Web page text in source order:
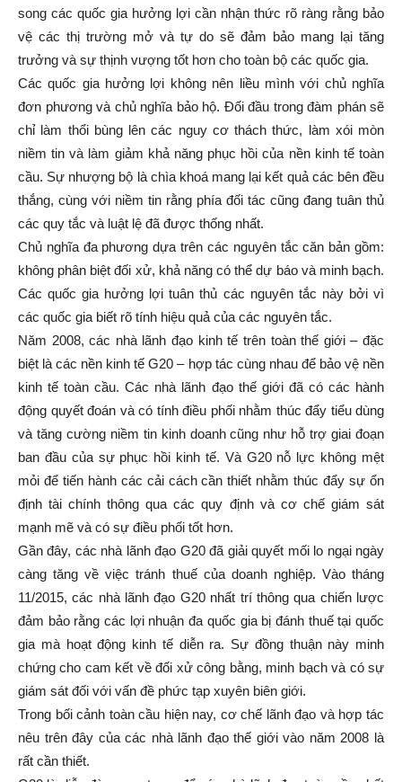
song các quốc gia hưởng lợi cần nhận thức rõ ràng rằng bảo
vệ các thị trường mở và tự do sẽ đảm bảo mang lại tăng
trưởng và sự thịnh vượng tốt hơn cho toàn bộ các quốc gia.
Các quốc gia hưởng lợi không nên liều mình với chủ nghĩa
đơn phương và chủ nghĩa bảo hộ. Đối đầu trong đàm phán sẽ
chỉ làm thổi bùng lên các nguy cơ thách thức, làm xói mòn
niềm tin và làm giảm khả năng phục hồi của nền kinh tế toàn
cầu. Sự nhượng bộ là chìa khoá mang lại kết quả các bên đều
thắng, cùng với niềm tin rằng phía đối tác cũng đang tuân thủ
các quy tắc và luật lệ đã được thống nhất.
Chủ nghĩa đa phương dựa trên các nguyên tắc căn bản gồm:
không phân biệt đối xử, khả năng có thể dự báo và minh bạch.
Các quốc gia hưởng lợi tuân thủ các nguyên tắc này bởi vì
các quốc gia biết rõ tính hiệu quả của các nguyên tắc.
Năm 2008, các nhà lãnh đạo kinh tế trên toàn thế giới – đặc
biệt là các nền kinh tế G20 – hợp tác cùng nhau để bảo vệ nền
kinh tế toàn cầu. Các nhà lãnh đạo thế giới đã có các hành
động quyết đoán và có tính điều phối nhằm thúc đẩy tiểu dùng
và tăng cường niềm tin kinh doanh cũng như hỗ trợ giai đoạn
ban đầu của sự phục hồi kinh tế. Và G20 nỗ lực không mệt
mỏi để tiến hành các cải cách cần thiết nhằm thúc đẩy sự ổn
định tài chính thông qua các quy định và cơ chế giám sát
mạnh mẽ và có sự điều phối tốt hơn.
Gần đây, các nhà lãnh đạo G20 đã giải quyết mối lo ngại ngày
càng tăng về việc tránh thuế của doanh nghiệp. Vào tháng
11/2015, các nhà lãnh đạo G20 nhất trí thông qua chiến lược
đảm bảo rằng các lợi nhuận đa quốc gia bị đánh thuế tại quốc
gia mà hoạt động kinh tế diễn ra. Sự đồng thuận này minh
chứng cho cam kết về đối xử công bằng, minh bạch và có sự
giám sát đối với vấn đề phức tạp xuyên biên giới.
Trong bối cảnh toàn cầu hiện nay, cơ chế lãnh đạo và hợp tác
nêu trên đây của các nhà lãnh đạo thế giới vào năm 2008 là
rất cần thiết.